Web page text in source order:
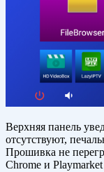
Верхняя панель
отсутствуют,
Прошивка не
Chrome и